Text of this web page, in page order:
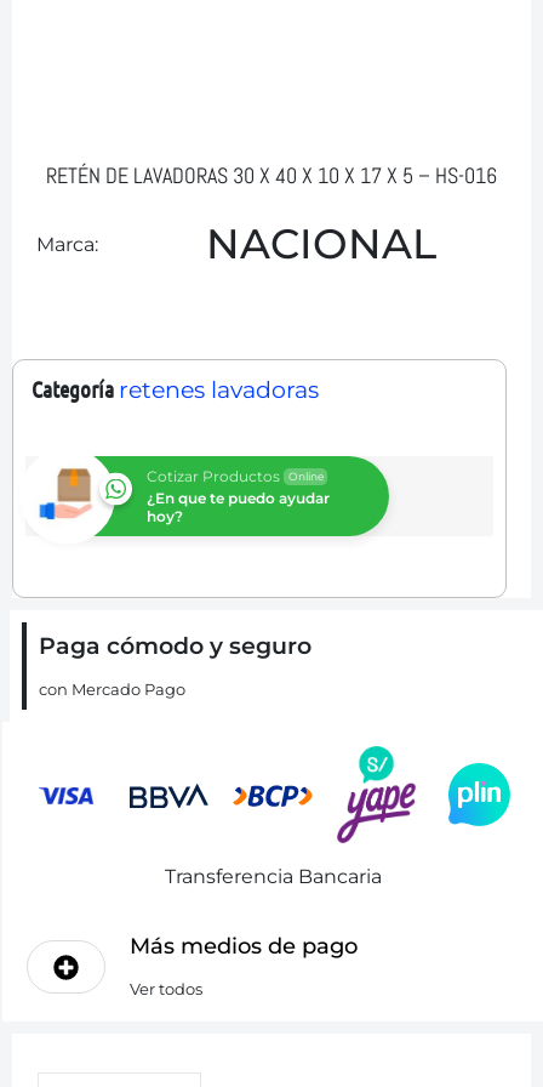
RETÉN DE LAVADORAS 30 X 40 X 10 X 17 X 5 – HS-016
Marca: NACIONAL
Categoría retenes lavadoras
Cotizar Productos Online
¿En que te puedo ayudar
hoy?
Paga cómodo y seguro
con Mercado Pago
Transferencia Bancaria
Más medios de pago
Ver todos